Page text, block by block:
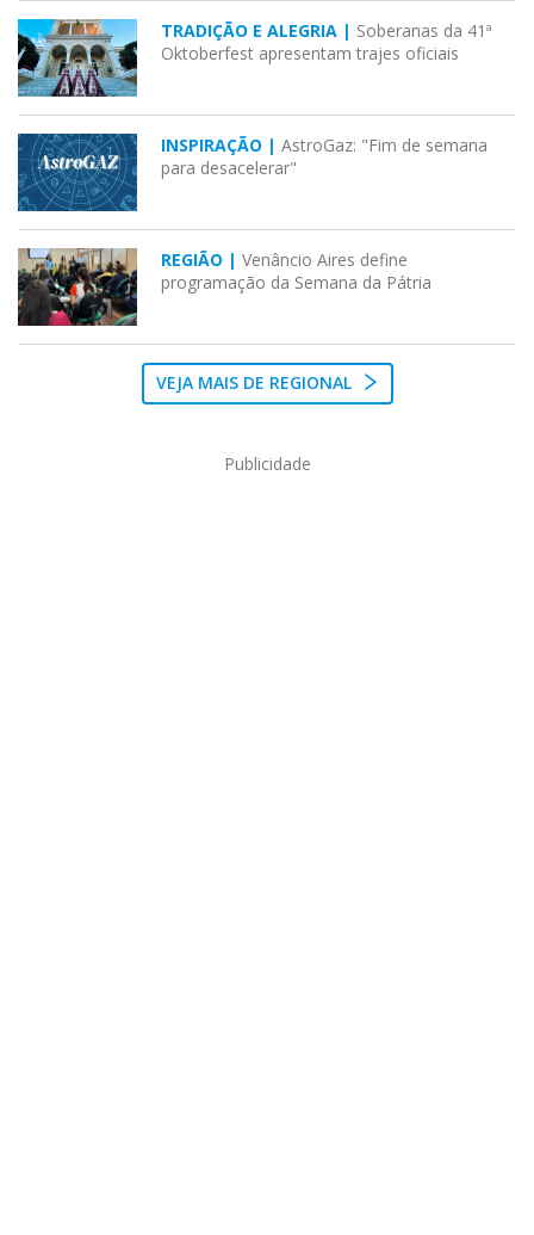
TRADIÇÃO E ALEGRIA | Soberanas da 41ª
Oktoberfest apresentam trajes oficiais
INSPIRAÇÃO | AstroGaz: "Fim de semana
para desacelerar"
REGIÃO | Venâncio Aires define
programação da Semana da Pátria
VEJA MAIS DE REGIONAL
Publicidade